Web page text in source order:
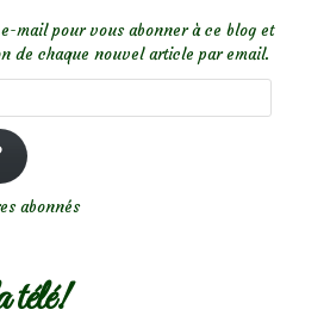
mail pour vous abonner à ce blog et
de chaque nouvel article par email.
abonnés
télé!